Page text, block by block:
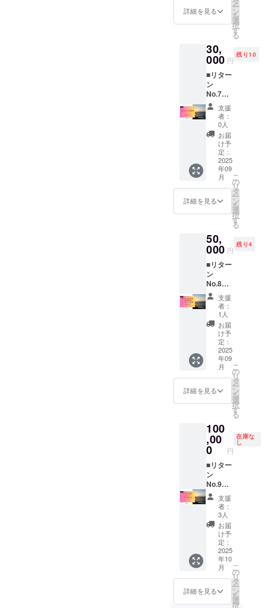
までに
国内発
限・原
材料等
は商品
ラベル
に記
載。 注
意事
項・条
件 ・保
健所許
可事業
者と連
携し製
造 ・原
材料・
は商品
ラベル
ルギー
をお持
ちの方
は必ず
ラベル
をご確
認くだ
さい
便 数
け：
2025年
までに
国内発
送。賞
味期
限・原
材料等
は商品
ラベル
に記
載。 注
意事
項・条
健所許
可事業
造 ・原
材料・
添加物
は商品
ラベル
で表示
・アレ
ルギー
をお持
ちの方
は必ず
ラベル
をご確
認くだ
さい
す。 詳
10月4日
(土)
17:00受
付／
19:00打
上げ 場
所：道
の駅内
灘サン
セット
パーク
内容：
ランタ
ン1基を
会場に
てお渡
し 雨天
10月5日
量限定
30口。
項・条
件
②【イ
ベント
参加リ
ター
ン】 ・
交通
費・滞
在費：
支援者
様ご負
絡手
段：詳
でご案
内 ・気
象条件
上の理
由によ
り、ラ
ンタン
打ち上
げを中
止する
場合が
ござい
ます。
中止と
なった
も、準
備費用
者にラ
ンタン
をお渡
す。遠
くから
でも“灯
して応
援”で祭
りの一
翼を担
えま
す。 詳
細 10/4
イベン
ト内で
被災者
が打ち
上げ+活
動報告
動画と
2025年
11月末
までに
限定公
開URL
で送
付。 注
意事
項・条
件 ・天
候によ
りラン
タンの
打ち上
げ ・内
容：活
動報告
セージ
・提
供：ダ
ウン
ロード
URLを
メール
送付 ・
外部
サービ
ス利用
時は同
サービ
ス規約
に準拠
・気象
条件や
安全上
詳細を見る ー
ン
を
選
択
す
る
30,
000 円
残り10
■リター
ン
No.7
SNSサ
ポー
ターク
レジッ
ト 価
格：
30,000
内灘町
観光協
会公式
Instagr
amにお
（また
はハン
ドル）
を掲
載。あ
なたの
応援を
広く発
信し、
復興の
輪を広
げる“見
て応
援”リ
ターン
です。
詳細 掲
（和文
10字・
英数15
字以
内）。
掲載場
所：公
式
Instagr
amイベ
ント投
稿にて
支援者
お名前
掲載。
掲載回
数：イ
ベント
支援
者：
0人
お届
け予
定：
2025
年09
月
詳細を見る
こ
の
リ
タ
ー
ン
を
選
択
す
る
50,
000 円
残り4
■リター
ン
No.8
プレミ
アムエ
ンド
ロール
クレ
ジッ
ト 価
格：
50,000
円 概要
SNS掲
載に加
え、光
告動画
のエン
ドロー
ルにお
名前を
記載。
映像で
残る支
援の証
しが未
来の内
灘の歩
みに寄
り添い
ます。
詳細 掲
載期
間：
2025/09
支援
者：
1人
お届
け予
定：
2025
年09
月
詳細を見る
こ
の
リ
タ
ー
ン
を
選
択
す
る
100
,00
0 円
在庫な
し
■リター
ン
No.9
ステー
ジスペ
シャル
クレ
ジッ
ト 価
格：
100,000
SNS・
動画ク
レジッ
支援
者：
3人
お届
け予
定：
2025
年10
月
詳細を見る
こ
の
リ
タ
ー
ン
を
選
択